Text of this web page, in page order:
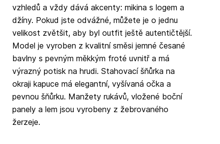
vzhledů a vždy dává akcenty: mikina s logem a
džíny. Pokud jste odvážné, můžete je o jednu
velikost zvětšit, aby byl outfit ještě autentičtější.
Model je vyroben z kvalitní směsi jemné česané
bavlny s pevným měkkým froté uvnitř a má
výrazný potisk na hrudi. Stahovací šňůrka na
okraji kapuce má elegantní, vyšívaná očka a
pevnou šňůrku. Manžety rukávů, vložené boční
panely a lem jsou vyrobeny z žebrovaného
žerzeje.